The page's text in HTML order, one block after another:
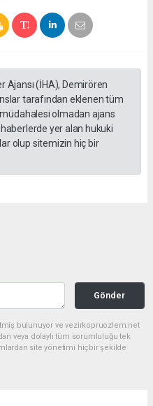
Ajansı (İHA), Demirören
tarafından eklenen tüm
olmadan ajans
yer alan hukuki
olup sitemizin hiç bir
Gönder
bulunuyor ve vezirkopruozlem.net
veya dolaylı tüm sorumluluğu tek
site yönetimi hiçbir şekilde